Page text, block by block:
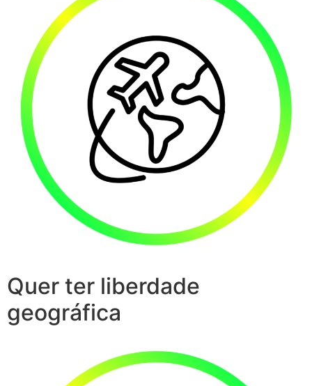
Quer ter liberdade
geográfica